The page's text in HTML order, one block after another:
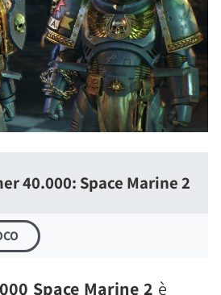
40.000: Space Marine 2
Space Marine 2 è